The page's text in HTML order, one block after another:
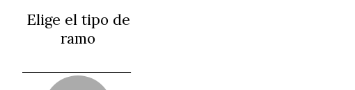
Elige el tipo de
ramo